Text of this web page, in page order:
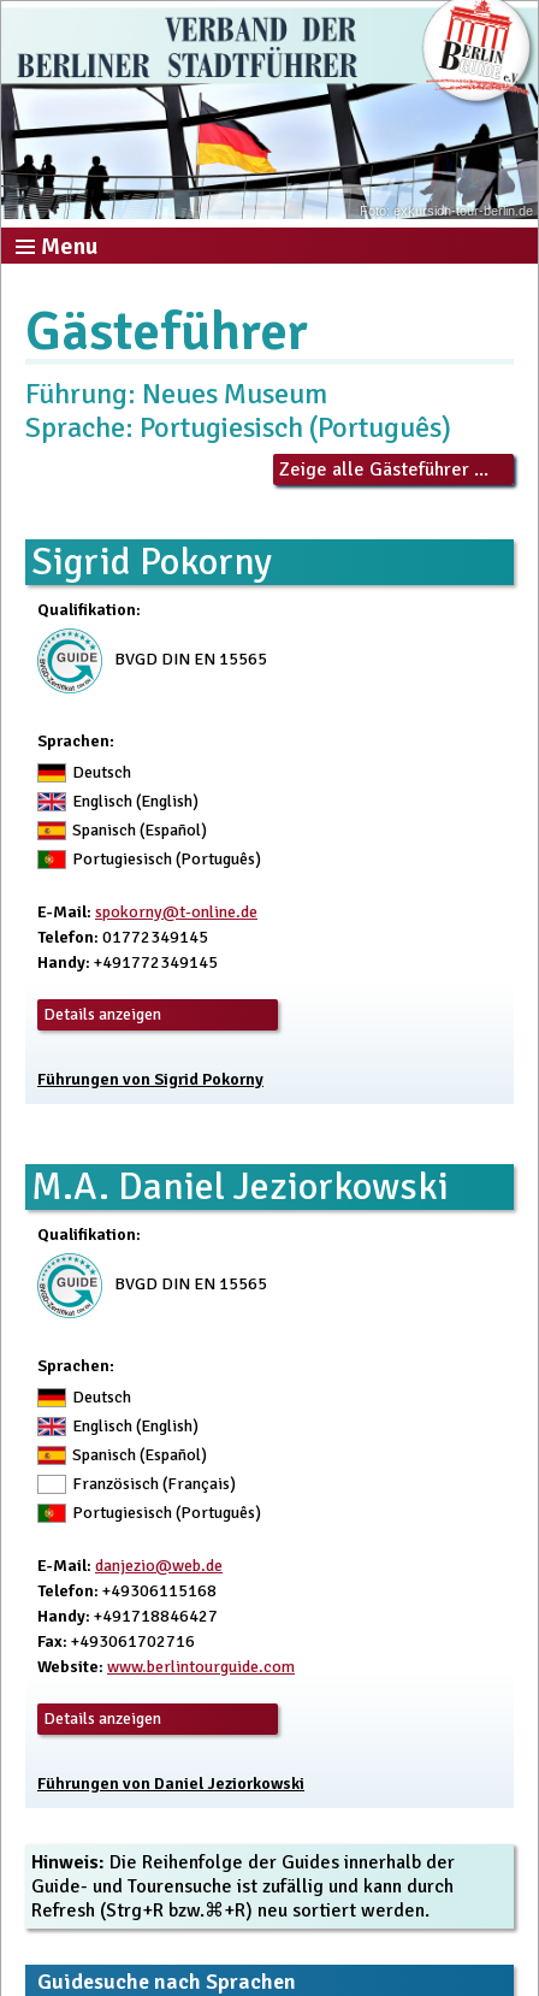
Foto: exkursion-tour-berlin.de
Menu
Gästeführer
Führung: Neues Museum
Sprache: Portugiesisch (Português)
Zeige alle Gästeführer ...
Sigrid Pokorny
Qualifikation:
BVGD DIN EN 15565
Sprachen:
Deutsch
Englisch (English)
Spanisch (Español)
Portugiesisch (Português)
E-Mail: spokorny@t-online.de
Telefon: 01772349145
Handy: +491772349145
Details anzeigen
Führungen von Sigrid Pokorny
M.A. Daniel Jeziorkowski
Qualifikation:
BVGD DIN EN 15565
Sprachen:
Deutsch
Englisch (English)
Spanisch (Español)
Französisch (Français)
Portugiesisch (Português)
E-Mail: danjezio@web.de
Telefon: +49306115168
Handy: +491718846427
Fax: +493061702716
Website: www.berlintourguide.com
Details anzeigen
Führungen von Daniel Jeziorkowski
Hinweis: Die Reihenfolge der Guides innerhalb der
Guide- und Tourensuche ist zufällig und kann durch
Refresh (Strg+R bzw.⌘+R) neu sortiert werden.
Guidesuche nach Sprachen